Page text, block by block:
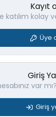
Kayıt
katılım kolay
Üye
Giriş
var
Giriş